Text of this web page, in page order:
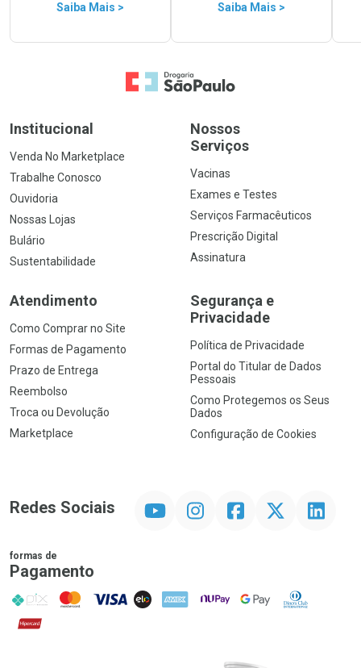
Saiba Mais > Saiba Mais >
Ir para a Home
Institucional
Venda No Marketplace
Trabalhe Conosco
Ouvidoria
Nossas Lojas
Bulário
Sustentabilidade
Nossos
Serviços
Vacinas
Exames e Testes
Serviços Farmacêuticos
Prescrição Digital
Assinatura
Atendimento
Como Comprar no Site
Formas de Pagamento
Prazo de Entrega
Reembolso
Troca ou Devolução
Marketplace
Segurança e
Privacidade
Política de Privacidade
Portal do Titular de Dados
Pessoais
Como Protegemos os Seus
Dados
Configuração de Cookies
Redes Sociais InstagramFacebookTwitter Linkedin
formas de
Pagamento
PIX MasterCard
VISA ELO AMEX NuPay Google PayDiners Club
Hipercard